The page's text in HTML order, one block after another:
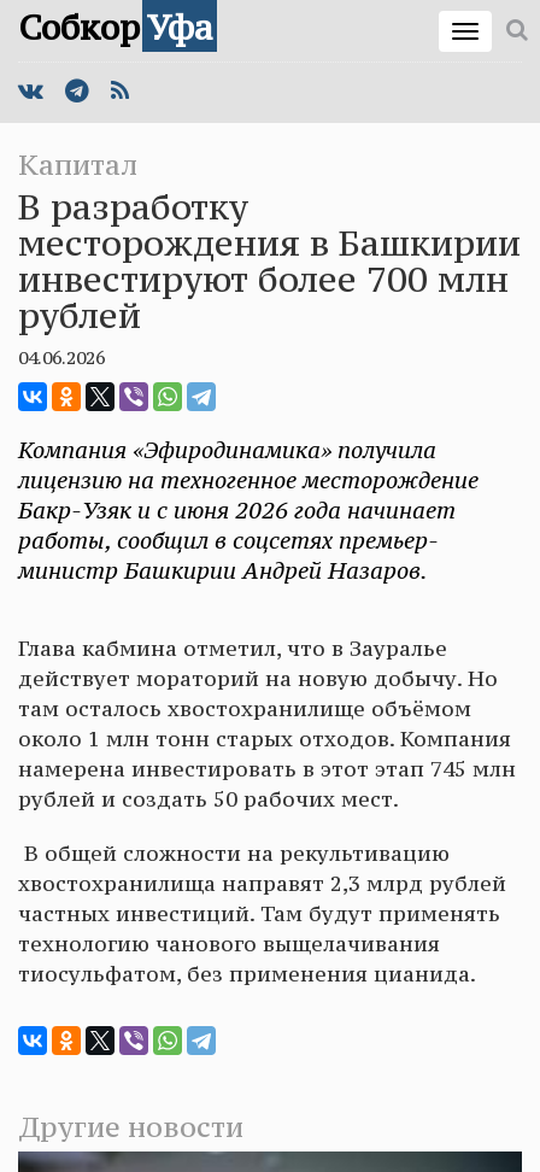
СобкорУфа
Капитал
В разработку
месторождения в Башкирии
инвестируют более 700 млн
рублей
04.06.2026
Компания «Эфиродинамика» получила
лицензию на техногенное месторождение
Бакр-Узяк и с июня 2026 года начинает
работы, сообщил в соцсетях премьер-
министр Башкирии Андрей Назаров.
Глава кабмина отметил, что в Зауралье
действует мораторий на новую добычу. Но
там осталось хвостохранилище объёмом
около 1 млн тонн старых отходов. Компания
намерена инвестировать в этот этап 745 млн
рублей и создать 50 рабочих мест.
В общей сложности на рекультивацию
хвостохранилища направят 2,3 млрд рублей
частных инвестиций. Там будут применять
технологию чанового выщелачивания
тиосульфатом, без применения цианида.
Другие новости